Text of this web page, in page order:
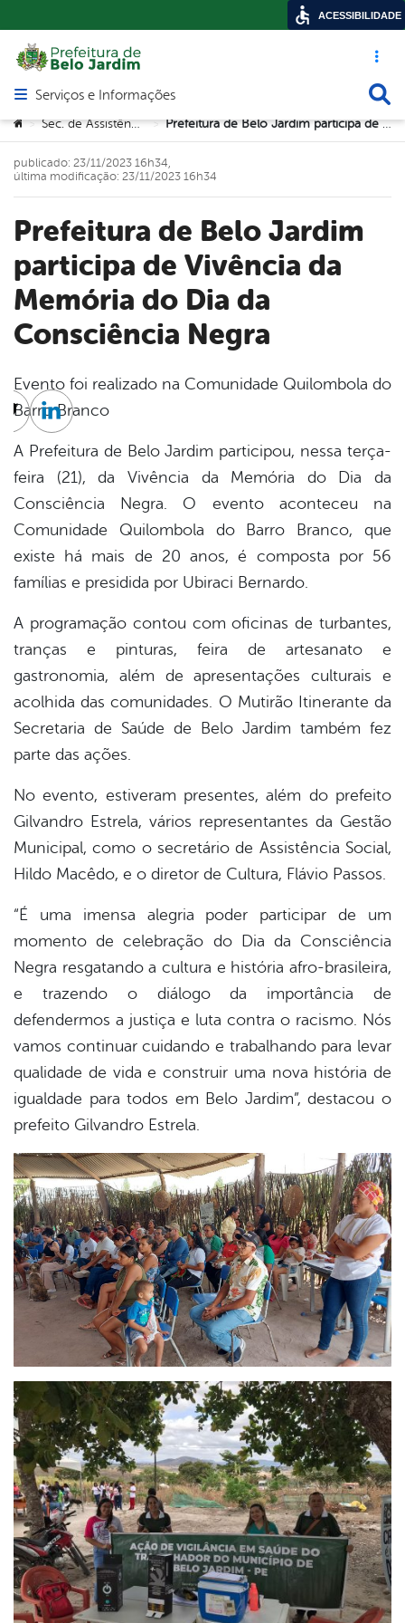
Acesso
Abrir menu principal de navegação
Serviços e Informações
Você está aqui:
> Sec. de Assistência Social > Prefeitura de Belo Jardim participa de Vivência da Memória do Dia da Consciência Negra
Prefeitura de Belo Jardim
participa de Vivência da
Memória do Dia da
Consciência Negra
publicado: 23/11/2023 16h34,
última modificação: 23/11/2023 16h34
Evento foi realizado na Comunidade Quilombola do
Barro Branco
A Prefeitura de Belo Jardim participou, nessa terça-
feira (21), da Vivência da Memória do Dia da
Consciência Negra. O evento aconteceu na
Comunidade Quilombola do Barro Branco, que
existe há mais de 20 anos, é composta por 56
famílias e presidida por Ubiraci Bernardo.
A programação contou com oficinas de turbantes,
tranças e pinturas, feira de artesanato e
gastronomia, além de apresentações culturais e
acolhida das comunidades. O Mutirão Itinerante da
Secretaria de Saúde de Belo Jardim também fez
parte das ações.
No evento, estiveram presentes, além do prefeito
Gilvandro Estrela, vários representantes da Gestão
Municipal, como o secretário de Assistência Social,
Hildo Macêdo, e o diretor de Cultura, Flávio Passos.
“É uma imensa alegria poder participar de um
momento de celebração do Dia da Consciência
Negra resgatando a cultura e história afro-brasileira,
e trazendo o diálogo da importância de
defendermos a justiça e luta contra o racismo. Nós
vamos continuar cuidando e trabalhando para levar
qualidade de vida e construir uma nova história de
igualdade para todos em Belo Jardim”, destacou o
prefeito Gilvandro Estrela.
TwitterLinkedin
ACESSIBILIDADE